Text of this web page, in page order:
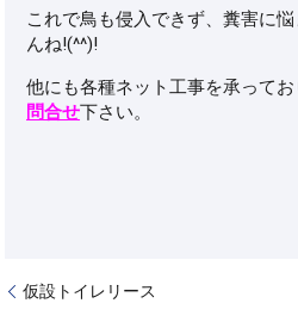
これで鳥も侵入できず、糞害に
んね!(^^)!
他にも各種ネット工事を承って
問合せ下さい。
仮設トイレリース